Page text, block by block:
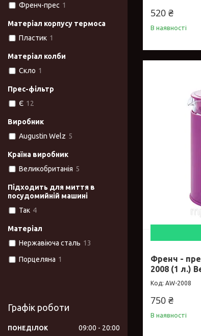
520 ₴
В наявності
Френч -
2008 (1 л.)
AW-2008
750 ₴
В наявності
Френч-прес 1
Матеріал корпусу термоса
Пластик 1
Матеріал колби
Скло 1
Прес-фільтр
Є 12
Виробник
Augustin Welz 5
Країна виробник
Великобританія 5
Підходить для миття в
посудомийній машині
Так 4
Матеріал
Нержавіюча сталь 13
Порцеляна 1
Графік роботи
ПОНЕДІЛОК 09:00 20:00